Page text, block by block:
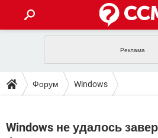
INSTAGRAM
ВКОНТАКТЕ
ПОЛЕЗНЫЕ СОВЕТЫ
TIKTOK
TIKTOK
Форум Windows
Windows не удалось